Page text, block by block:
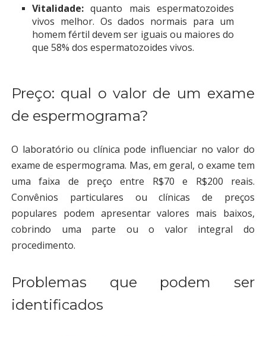
Vitalidade:quanto mais espermatozoides
vivos melhor. Os dados normais para um
homem fértil devem ser iguais ou maiores do
que 58% dos espermatozoides vivos.
Preço: qual o valor de um exame
de espermograma?
O laboratório ou clínica pode influenciar no valor do
exame de espermograma. Mas, em geral, o exame tem
uma faixa de preço entre R$70 e R$200 reais.
Convênios particulares ou clínicas de preços
populares podem apresentar valores mais baixos,
cobrindo uma parte ou o valor integral do
procedimento.
Problemas que podem ser
identificados